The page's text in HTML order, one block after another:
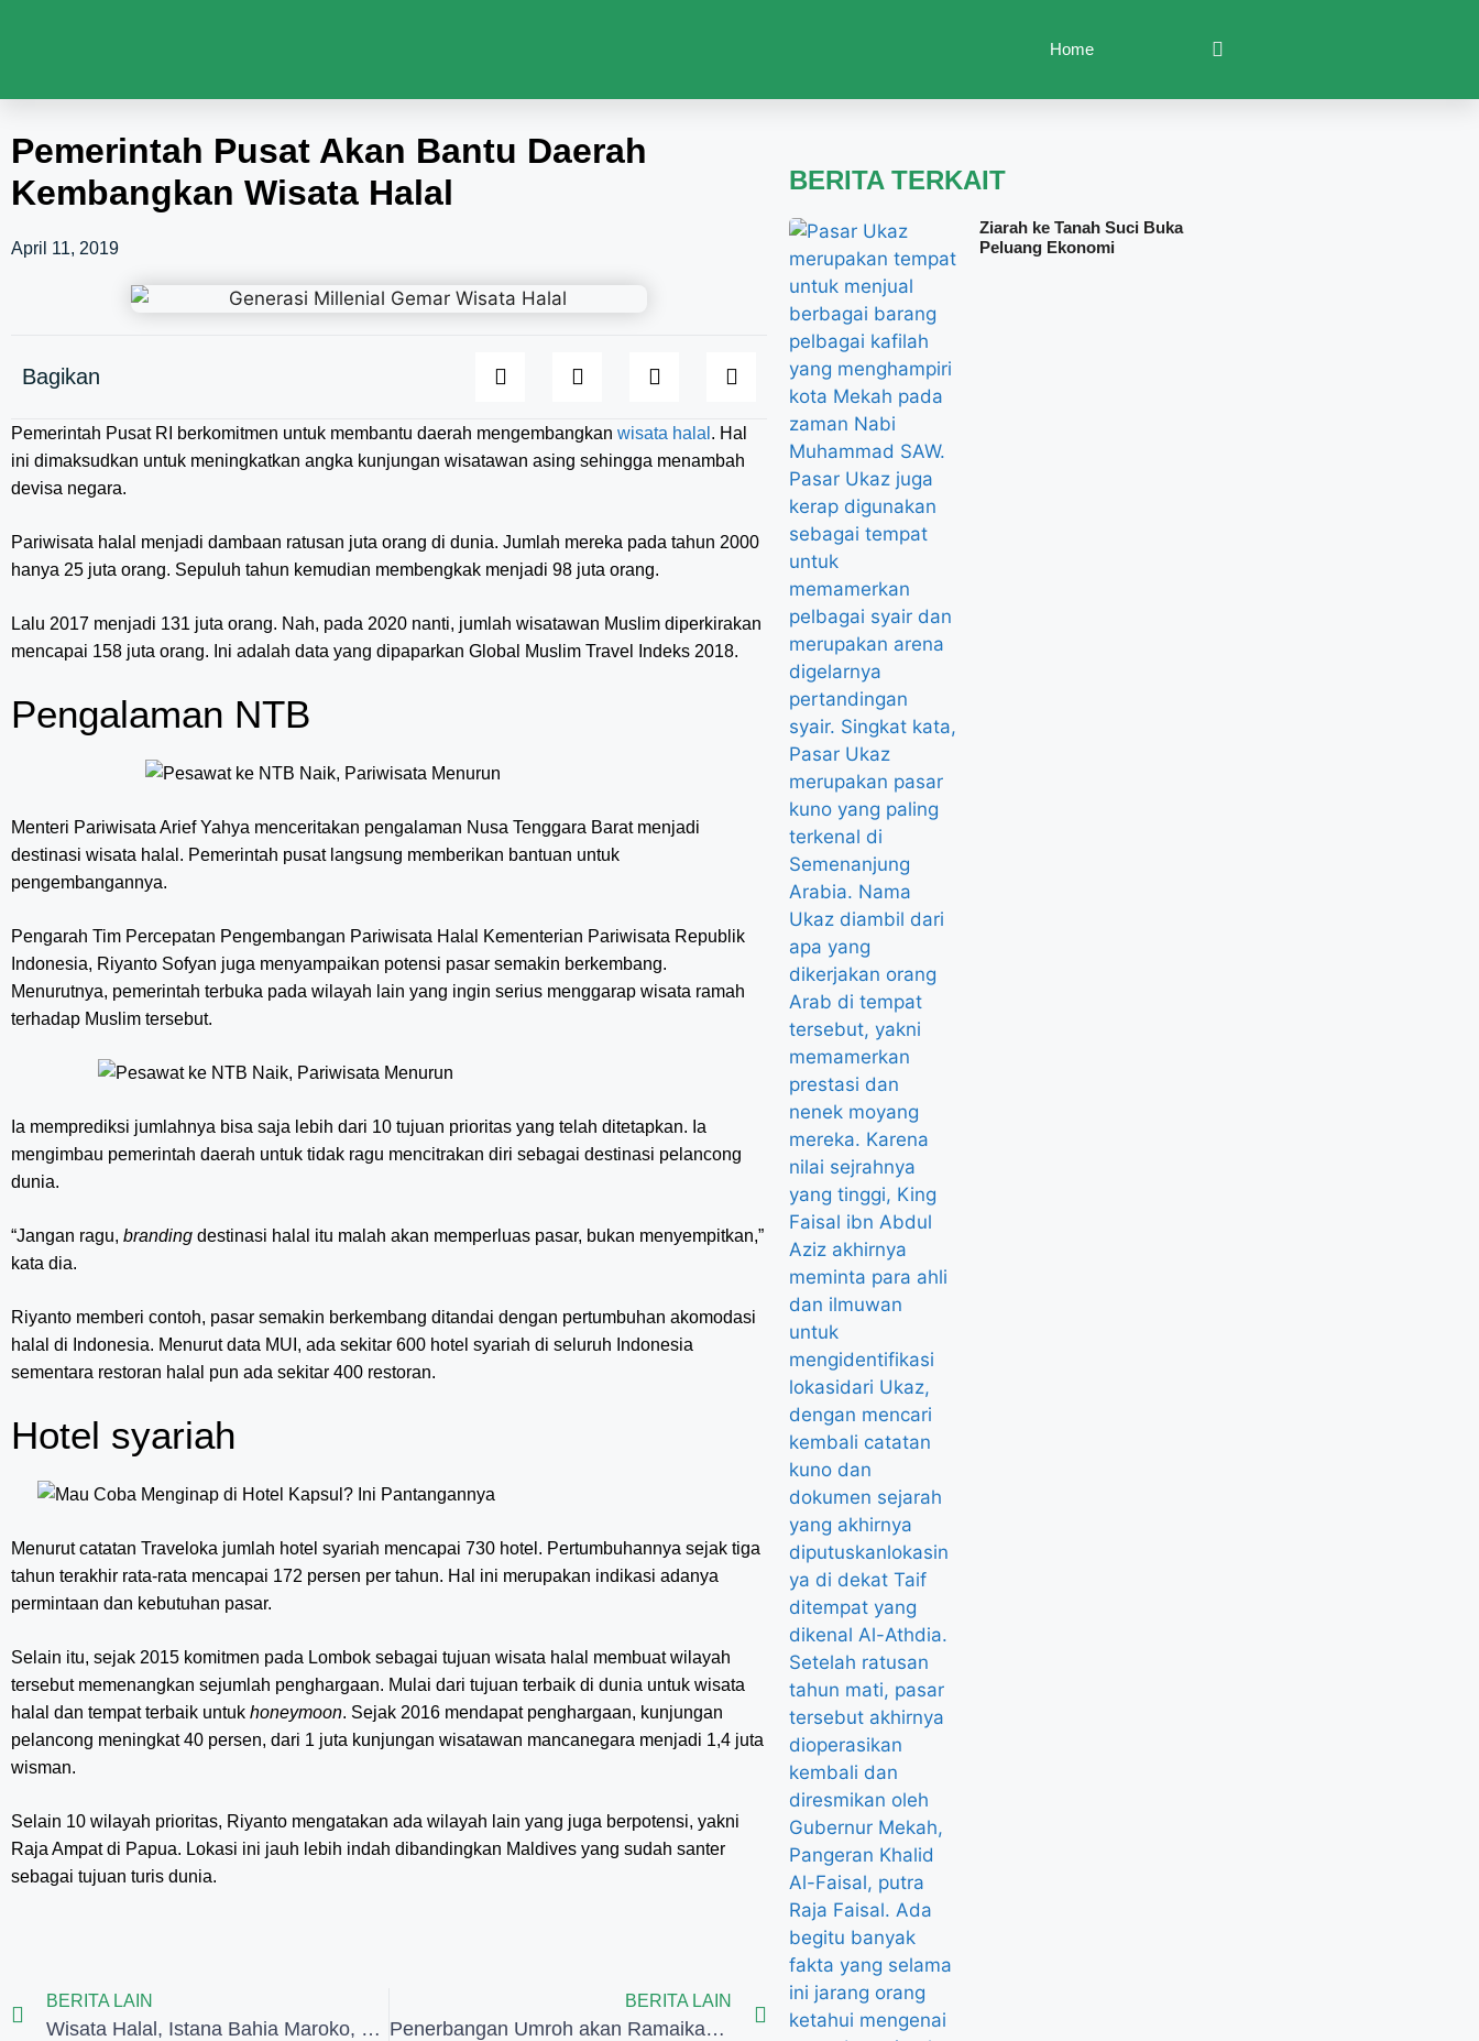
Home
Pemerintah Pusat Akan Bantu Daerah
Kembangkan Wisata Halal
April 11, 2019
Bagikan
Pemerintah Pusat RI berkomitmen untuk membantu daerah mengembangkan wisata halal . Hal
ini dimaksudkan untuk meningkatkan angka kunjungan wisatawan asing sehingga menambah
devisa negara.
Pariwisata halal menjadi dambaan ratusan juta orang di dunia. Jumlah mereka pada tahun 2000
hanya 25 juta orang. Sepuluh tahun kemudian membengkak menjadi 98 juta orang.
Lalu 2017 menjadi 131 juta orang. Nah, pada 2020 nanti, jumlah wisatawan Muslim diperkirakan
mencapai 158 juta orang. Ini adalah data yang dipaparkan Global Muslim Travel Indeks 2018.
Pengalaman NTB
Menteri Pariwisata Arief Yahya menceritakan pengalaman Nusa Tenggara Barat menjadi
destinasi wisata halal. Pemerintah pusat langsung memberikan bantuan untuk
pengembangannya.
Pengarah Tim Percepatan Pengembangan Pariwisata Halal Kementerian Pariwisata Republik
Indonesia, Riyanto Sofyan juga menyampaikan potensi pasar semakin berkembang.
Menurutnya, pemerintah terbuka pada wilayah lain yang ingin serius menggarap wisata ramah
terhadap Muslim tersebut.
Ia memprediksi jumlahnya bisa saja lebih dari 10 tujuan prioritas yang telah ditetapkan. Ia
mengimbau pemerintah daerah untuk tidak ragu mencitrakan diri sebagai destinasi pelancong
dunia.
“Jangan ragu, branding destinasi halal itu malah akan memperluas pasar, bukan menyempitkan,”
kata dia.
Riyanto memberi contoh, pasar semakin berkembang ditandai dengan pertumbuhan akomodasi
halal di Indonesia. Menurut data MUI, ada sekitar 600 hotel syariah di seluruh Indonesia
sementara restoran halal pun ada sekitar 400 restoran.
Hotel syariah
Menurut catatan Traveloka jumlah hotel syariah mencapai 730 hotel. Pertumbuhannya sejak tiga
tahun terakhir rata-rata mencapai 172 persen per tahun. Hal ini merupakan indikasi adanya
permintaan dan kebutuhan pasar.
Selain itu, sejak 2015 komitmen pada Lombok sebagai tujuan wisata halal membuat wilayah
tersebut memenangkan sejumlah penghargaan. Mulai dari tujuan terbaik di dunia untuk wisata
halal dan tempat terbaik untuk honeymoon. Sejak 2016 mendapat penghargaan, kunjungan
pelancong meningkat 40 persen, dari 1 juta kunjungan wisatawan mancanegara menjadi 1,4 juta
wisman.
Selain 10 wilayah prioritas, Riyanto mengatakan ada wilayah lain yang juga berpotensi, yakni
Raja Ampat di Papua. Lokasi ini jauh lebih indah dibandingkan Maldives yang sudah santer
sebagai tujuan turis dunia.
BERITA LAIN
Wisata Halal, Istana Bahia Maroko, dan Omara Tour
BERITA LAIN
Penerbangan Umroh akan Ramaikan Bandara Kertajati
BERITA TERKAIT
Ziarah ke Tanah Suci Buka
Peluang Ekonomi